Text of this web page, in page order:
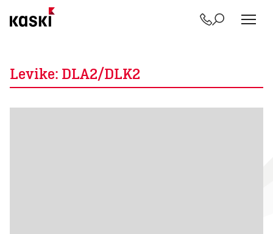
Yhteystiedot
Etsi
Levike: DLA2/DLK2